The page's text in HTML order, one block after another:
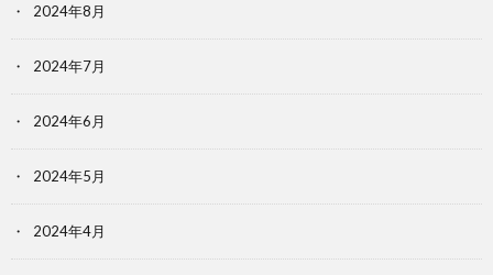
2024年8月
2024年7月
2024年6月
2024年5月
2024年4月